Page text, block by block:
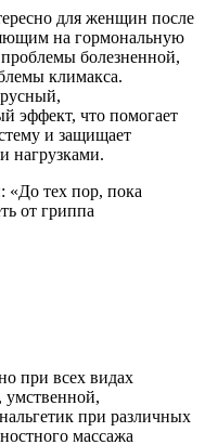
для женщин после
на гормональную
проблемы болезненной,
климакса.
эффект, что помогает
и защищает
нагрузками.
«До тех пор, пока
от гриппа
при всех видах
умственной,
при различных
массажа